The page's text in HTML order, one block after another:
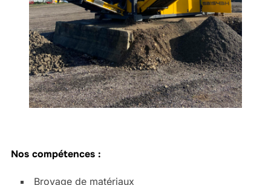
Nos compétences :
Broyage de matériaux